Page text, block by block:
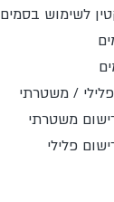
לשימוש בסמים
/ משטרתי
משטרתי
פלילי